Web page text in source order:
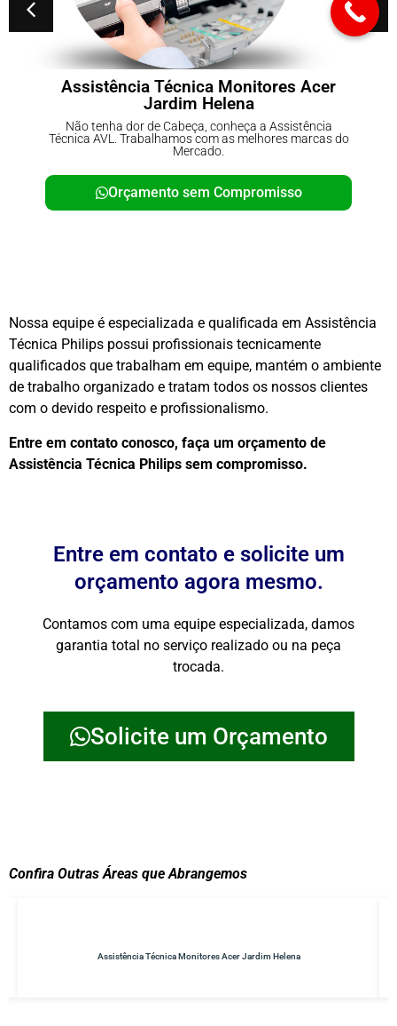
Técnica Monitores Acer
Jardim Helena
tenha dor de Cabeça, conheça a Assistência
AVL. Trabalhamos com as melhores marcas do
Orçamento sem Compromisso
Técnica
Nossa equipe é especializada e qualificada em Assistência
Técnica Philips possui profissionais tecnicamente
qualificados que trabalham em equipe, mantém o ambiente
de trabalho organizado e tratam todos os nossos clientes
com o devido respeito e profissionalismo.
Entre em contato conosco, faça um orçamento de
Assistência Técnica Philips sem compromisso.
Entre em contato e solicite um
orçamento agora mesmo.
Contamos com uma equipe especializada, damos
garantia total no serviço realizado ou na peça
trocada.
Solicite um Orçamento
Confira Outras Áreas que Abrangemos
Assistência Técnica Monitores Acer Jardim Helena